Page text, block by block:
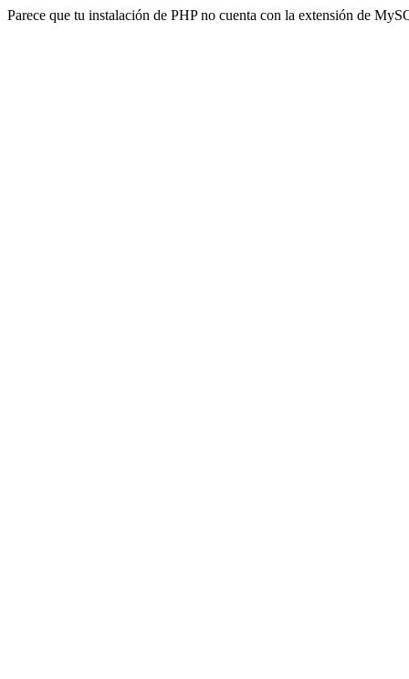
Parece que tu instalación de PHP no cuenta con la extensión de